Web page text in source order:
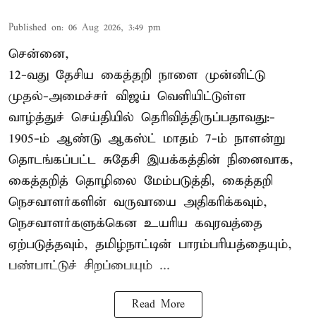
Published on: 06 Aug 2026, 3:49 pm
சென்னை,
12-வது தேசிய கைத்தறி நாளை முன்னிட்டு
முதல்-அமைச்சர் விஜய் வெளியிட்டுள்ள
வாழ்த்துச் செய்தியில் தெரிவித்திருப்பதாவது:-
1905-ம் ஆண்டு ஆகஸ்ட் மாதம் 7-ம் நாளன்று
தொடங்கப்பட்ட சுதேசி இயக்கத்தின் நினைவாக,
கைத்தறித் தொழிலை மேம்படுத்தி, கைத்தறி
நெசவாளர்களின் வருவாயை அதிகரிக்கவும்,
நெசவாளர்களுக்கென உயரிய கவுரவத்தை
ஏற்படுத்தவும், தமிழ்நாட்டின் பாரம்பரியத்தையும்,
பண்பாட்டுச் சிறப்பையும் ...
Read More